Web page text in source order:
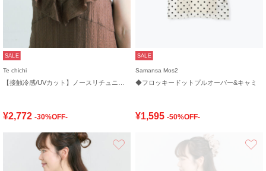
SALE
Te chichi
¥2,772 -30%OFF-
SALE
Samansa Mos2
◆フロッキードットプルオーバー&キャミ
¥1,595 -50%OFF-